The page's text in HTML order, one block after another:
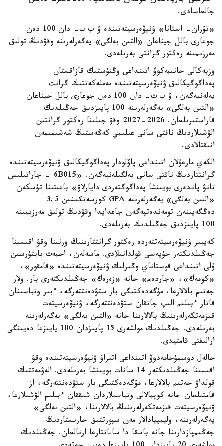
جالعاسادى.
«تۇران- استانا» ۋنيۆەرسيتەتىندە ۇ ب ت- دان 100 دەن
جوعارى بالل جيناعان «التىن بەلگى» يەگەرلەرىنە وقۋدىڭ تولىق
مەرزىمىنە رەكتور گرانتى بەرىلەدى.
وزبەكالى جانىبەكوۆ اتىنداعى وڭتۇستىك قازاقستان
پەداگوگيكالىق ۋنيۆەرسيتەتىندە مەملەكەتتىك گرانت
يەلەنبەگەن، ۇ ب ت- دان 100 دەن جوعارى بالل جيناعان
«التىن بەلگى» يەگەرلەرىنە 100 پايىزدىق جەڭىلدىك
قاراستىرىلعان. 2026-2027 وقۋ جىلىنا رەكتور گرانتىن
الۋشىلاردىڭ ناقتى سانى عىلىمي كەڭەستىڭ شەشىمىمەن
انىقتالادى.
الكەي مارعۇلان اتىنداعى پاۆلودار پەداگوگيكالىق ۋنيۆەرسيتەتىندە
گرانتتاردىڭ ناقتى سانى بەلگىلەنبەگەن. «6B015 - جاراتىلىس
تانۋ پاندەرى بويىنشا پەداگوگتەردى دايارلاۋ» باعىتىنا تۇسكەن
«التىن بەلگى» يەگەرلەرىنە GPA كورسەتكىشىن 3,5
دەڭگەيىنەن تومەندەتپەگەن جاعدايدا وقۋدىڭ تولىق مەرزىمىنە
100 پايىزدىق جەڭىلدىك بەرىلەدى.
كەيبىر ۋنيۆەرسيتەتتەردە رەكتور گرانتتارىنىڭ ورنىنا وقۋ اقىسىنا
جەڭىلدىكتەر جۇيەسى قولدانىلادى. ماسەلەن، احمەت بايتۇرسىن
ۇلى اتىنداعى قوستاناي وڭىرلىك ۋنيۆەرسيتەتىندە «قامقور»،
«كومەك»، «جاردەم» جانە «زەرەك» جەڭىلدىكتەرى بار. ولار
جەتىم بالالارعا، مۇگەدەكتىگى بار ستۋدەنتتەرگە، ءبىر وتباسىنان
قاتار ءبىلىم الىپ جاتقان ستۋدەنتتەرگە، ۋنيۆەرسيتەت
قىزمەتكەرلەرىنىڭ بالالارىنا جانە «التىن بەلگى» يەگەرلەرىنە
بەرىلەدى. جەڭىلدىك مولشەرى 15 پايىزدان 100 پايىزعا دەيىنگى
ارالىقتى قامتيدى.
حالەل دوسمۇحامەدوۆ اتىنداعى اتىراۋ ۋنيۆەرسيتەتىندە وقۋ
اقىسىنا جەڭىلدىكتەر 14 سانات بويىنشا بەرىلەدى. الەۋمەتتىك
قولداۋ جەتىم بالالارعا، مۇگەدەكتىگى بار ستۋدەنتتەرگە، از
قامتىلعان جانە كوپبالالى وتباسىلاردان شىققان ءبىلىم الۋشىلارعا،
ۋنيۆەرسيتەت قىزمەتكەرلەرىنىڭ بالالارىنا، «التىن بەلگى»
يەگەرلەرىنە، وليمپيادالار مەن سپورتتىق جارىستاردىڭ
جەڭىمپازدارىنا جانە باسقا دا ساناتتارعا ارنالعان. جەڭىلدىك